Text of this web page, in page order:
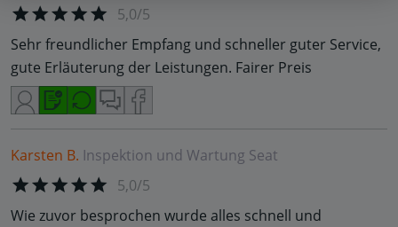
5,0/5
Sehr freundlicher Empfang und schneller guter Service,
gute Erläuterung der Leistungen. Fairer Preis
Karsten B. Inspektion und Wartung Seat
5,0/5
Wie zuvor besprochen wurde alles schnell und